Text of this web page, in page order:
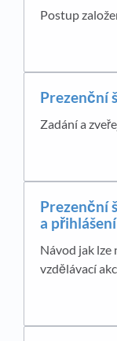
Postup
Prezenční
Zadání a
Prezenční
a
Návod jak
vzdělávací